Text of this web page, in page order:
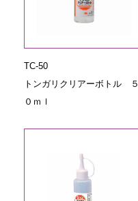
TC-50
トンガリクリアーボトル ５
０ｍｌ